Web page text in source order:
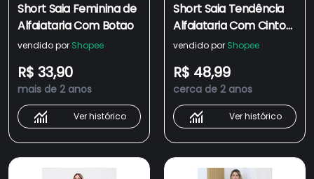
Short Saia Feminina de
Alfaiataria Com Botao
vendido por Shopee
R$ 33,90
mais de 2 anos
Ver histórico
Short Saia Tendência
Alfaiataria Com Cinto
De Couro
vendido por Shopee
R$ 48,99
cerca de 2 anos
Ver histórico